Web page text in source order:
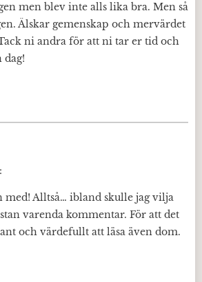
men blev inte alls lika bra. Men så
Älskar gemenskap och mervärdet
ni andra för att ni tar er tid och
Alltså… ibland skulle jag vilja
varenda kommentar. För att det
och värdefullt att läsa även dom.